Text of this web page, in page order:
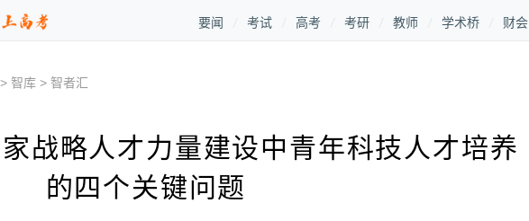
要闻 考试 高考 考研 教师 学术桥 财会
>智库 >智者汇
战略人才力量建设中青年科技人才培养
的四个关键问题